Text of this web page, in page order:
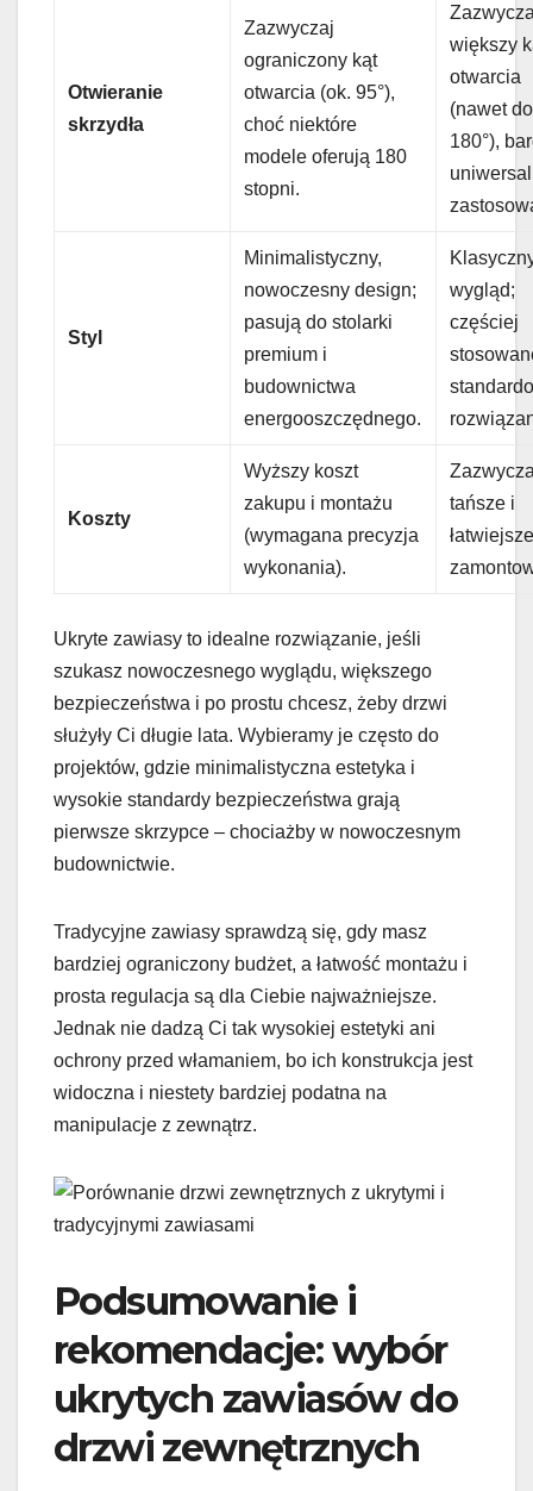
Otwieranie
skrzydła
Zazwyczaj
ograniczony kąt
otwarcia (ok. 95°),
choć niektóre
modele oferują 180
stopni.
większy
otwarcia
(nawet do
180°),
Styl
Minimalistyczny,
nowoczesny design;
pasują do stolarki
premium i
budownictwa
energooszczędnego.
wygląd;
częściej
Koszty
Wyższy koszt
zakupu i montażu
(wymagana precyzja
wykonania).
tańsze i
Ukryte zawiasy to idealne rozwiązanie, jeśli
szukasz nowoczesnego wyglądu, większego
bezpieczeństwa i po prostu chcesz, żeby drzwi
służyły Ci długie lata. Wybieramy je często do
projektów, gdzie minimalistyczna estetyka i
wysokie standardy bezpieczeństwa grają
pierwsze skrzypce – chociażby w nowoczesnym
budownictwie.
Tradycyjne zawiasy sprawdzą się, gdy masz
bardziej ograniczony budżet, a łatwość montażu i
prosta regulacja są dla Ciebie najważniejsze.
Jednak nie dadzą Ci tak wysokiej estetyki ani
ochrony przed włamaniem, bo ich konstrukcja jest
widoczna i niestety bardziej podatna na
manipulacje z zewnątrz.
Podsumowanie i
rekomendacje: wybór
ukrytych zawiasów do
drzwi zewnętrznych